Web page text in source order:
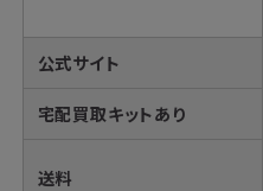
公式サイト
宅配買取キットあり
送料